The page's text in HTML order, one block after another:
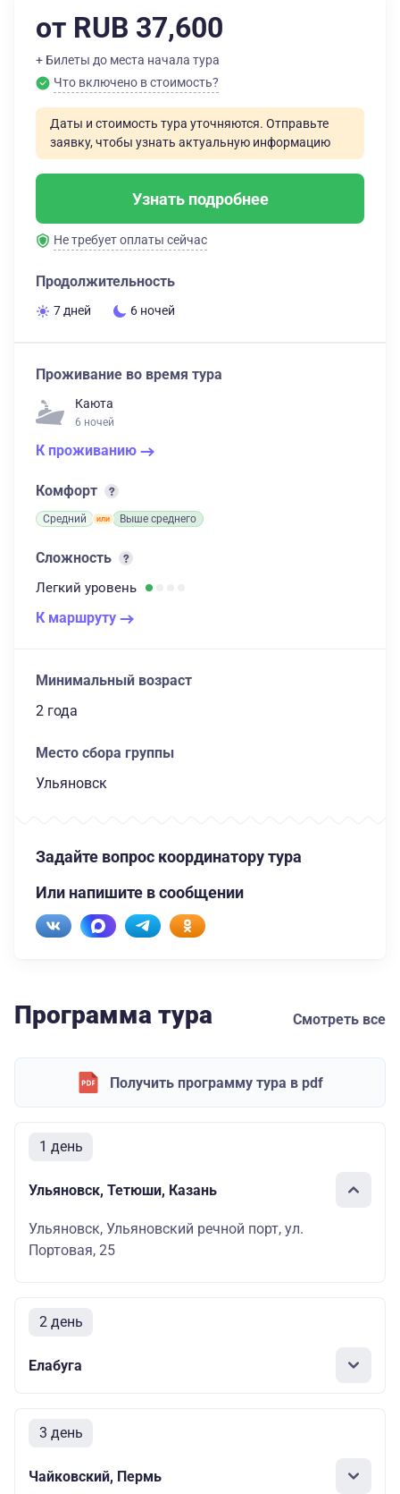
от RUB 37,600
+ Билеты до места начала тура
Что включено в стоимость?
Даты и стоимость тура уточняются. Отправьте
заявку, чтобы узнать актуальную информацию
Узнать подробнее
Не требует оплаты сейчас
Продолжительность
7 дней 6 ночей
Проживание во время тура
Каюта
6 ночей
К проживанию
Комфорт
Средний Выше среднего
Сложность
Легкий уровень
К маршруту
Минимальный возраст
2 года
Место сбора группы
Ульяновск
Задайте вопрос координатору тура
Или напишите в сообщении
Программа тура Смотреть все
Получить программу тура в pdf
1 день
Ульяновск, Тетюши, Казань
Ульяновск, Ульяновский речной порт, ул.
Портовая, 25
2 день
Елабуга
3 день
Чайковский, Пермь